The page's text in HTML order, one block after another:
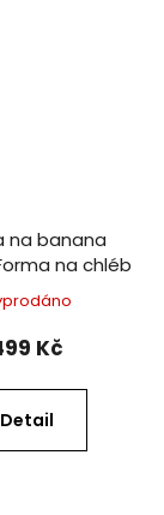
na banana
na chléb
Kč
Detail